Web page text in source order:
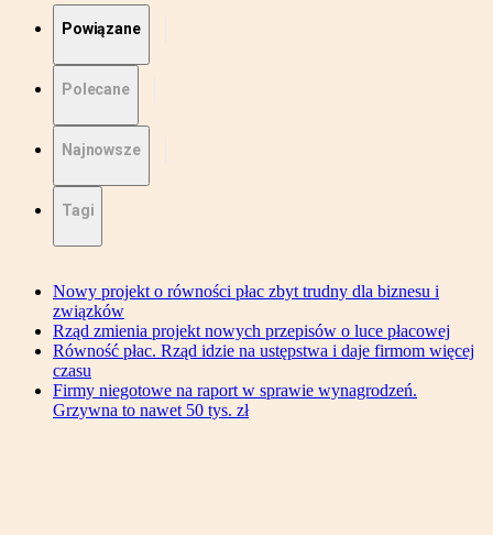
Powiązane
Polecane
Najnowsze
Tagi
Nowy projekt o równości płac zbyt trudny dla biznesu i
związków
Rząd zmienia projekt nowych przepisów o luce płacowej
Równość płac. Rząd idzie na ustępstwa i daje firmom więcej
czasu
Firmy niegotowe na raport w sprawie wynagrodzeń.
Grzywna to nawet 50 tys. zł